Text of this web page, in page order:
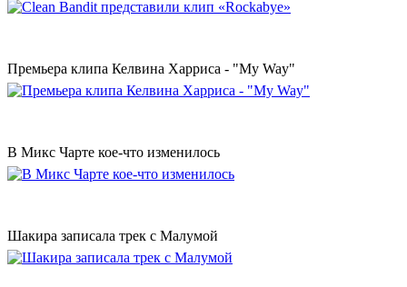
Премьера клипа Келвина Харриса - "My Way"
В Микс Чарте кое-что изменилось
Шакира записала трек с Малумой